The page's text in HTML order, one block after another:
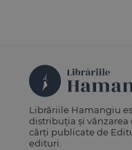
Librăriile Hamangiu
distribuția și
cărți publicate de
edituri.